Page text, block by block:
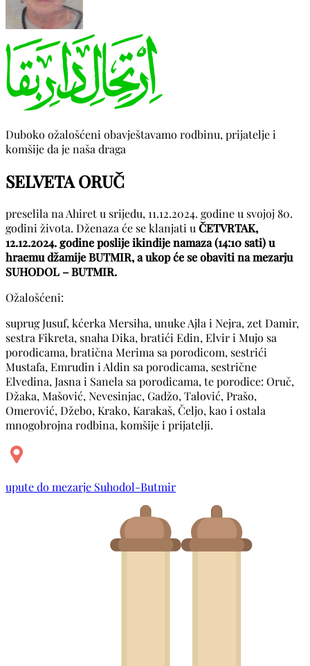
Duboko ožalošćeni obavještavamo rodbinu, prijatelje i
komšije da je naša draga
SELVETA ORUČ
preselila na Ahiret u srijedu, 11.12.2024. godine u svojoj 80.
godini života. Dženaza će se klanjati u ČETVRTAK,
12.12.2024. godine poslije ikindije namaza (14:10 sati) u
hraemu džamije BUTMIR, a ukop će se obaviti na mezarju
SUHODOL – BUTMIR.
Ožalošćeni:
suprug Jusuf, kćerka Mersiha, unuke Ajla i Nejra, zet Damir,
sestra Fikreta, snaha Dika, bratići Edin, Elvir i Mujo sa
porodicama, bratična Merima sa porodicom, sestrići
Mustafa, Emrudin i Aldin sa porodicama, sestrične
Elvedina, Jasna i Sanela sa porodicama, te porodice: Oruč,
Džaka, Mašović, Nevesinjac, Gadžo, Talović, Prašo,
Omerović, Džebo, Krako, Karakaš, Čeljo, kao i ostala
mnogobrojna rodbina, komšije i prijatelji.
upute do mezarje Suhodol-Butmir